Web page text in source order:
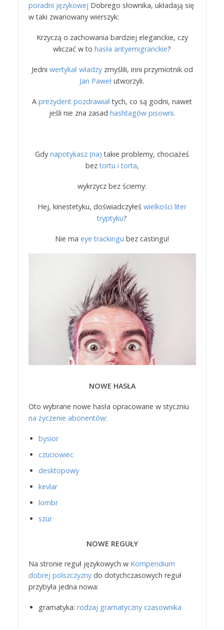
poradni językowej Dobrego słownika, układają się
w taki zwariowany wierszyk:
Krzyczą o zachowania bardziej eleganckie, czy
wliczać w to hasła antyemigranckie?
Jedni wertykał władzyzmyślili, inni przymiotnik od
Jan Paweł utworzyli.
A prezydent pozdrawiałtych, co są godni, nawet
jeśli nie zna zasad hashtagów pisowni.
Gdy napotykasz (na) takie problemy, chociażeś
beztortu i torta,
wykrzycz bez ściemy:
Hej, kinestetyku, doświadczyłeś wielkości liter
tryptyku?
Nie ma eye trackingu bez castingu!
NOWE HASŁA
Oto wybrane nowe hasła opracowane w styczniu
na życzenie abonentów:
bysior
czuciowiec
desktopowy
kevlar
lombr
szur
NOWE REGUŁY
Na stronie reguł językowych w Kompendium
dobrej polszczyznydo dotychczasowych reguł
przybyła jedna nowa:
gramatyka: rodzaj gramatyczny czasownika